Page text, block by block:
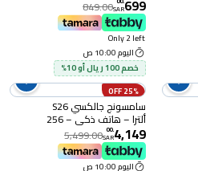
699
SAR
849.00
Only 2 left
اليوم 10:00 ص
خصم 100 ريال أو 10%
25% OFF
سامسونج جالكسي S26
ألترا – هاتف ذكي – 256
جيجابايت – 5G – بنفسجي
4,149
.
00
SAR
5,499.00
اليوم 10:00 ص